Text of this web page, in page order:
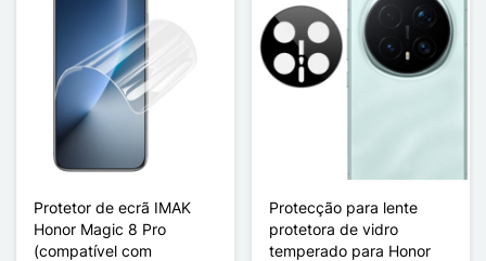
Protetor de ecrã IMAK
Honor Magic 8 Pro
(compatível com
Protecção para lente
protetora de vidro
temperado para Honor